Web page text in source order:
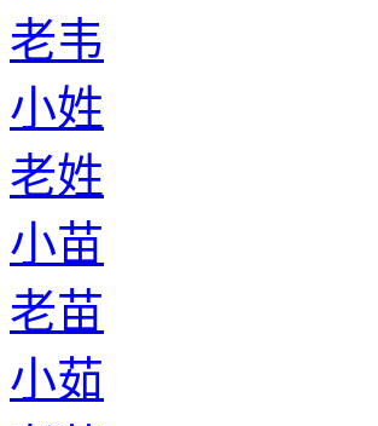
老韦
小姓
老姓
小苗
老苗
小茹